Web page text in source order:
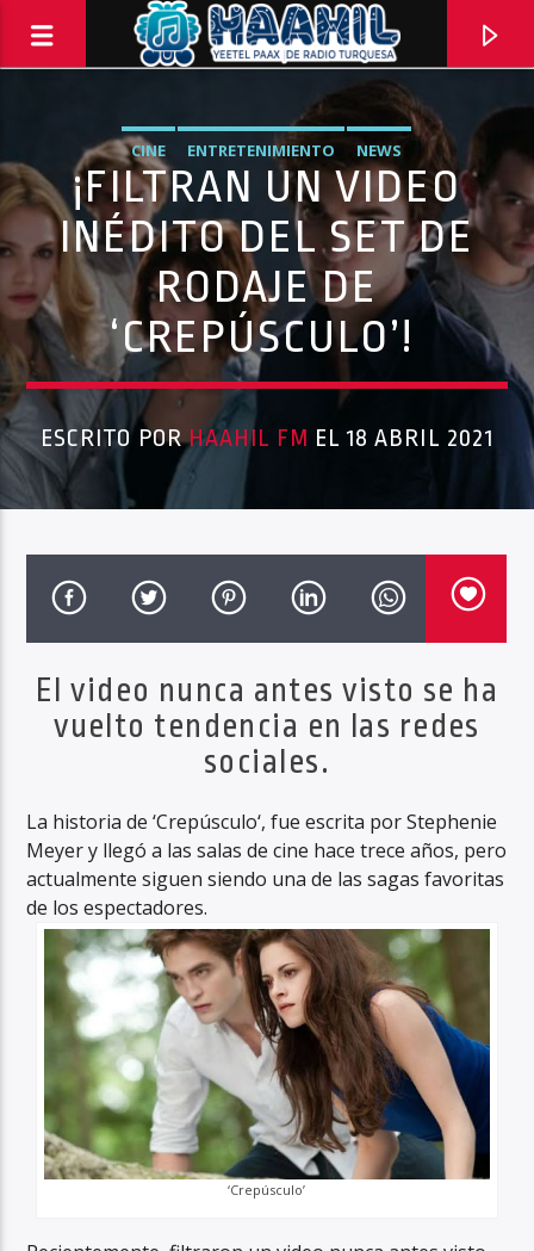
PROGRAMA ACTUAL
PASAPORTE MUNDIAL
CINE ENTRETENIMIENTO NEWS
¡FILTRAN UN VIDEO
INÉDITO DEL SET DE
RODAJE DE
‘CREPÚSCULO’!
ESCRITO PORHAAHIL FM EL 18 ABRIL 2021
El video nunca antes visto se ha
vuelto tendencia en las redes
sociales.
La historia de ‘Crepúsculo‘, fue escrita por Stephenie
Meyer y llegó a las salas de cine hace trece años, pero
actualmente siguen siendo una de las sagas favoritas
de los espectadores.
‘Crepúsculo’